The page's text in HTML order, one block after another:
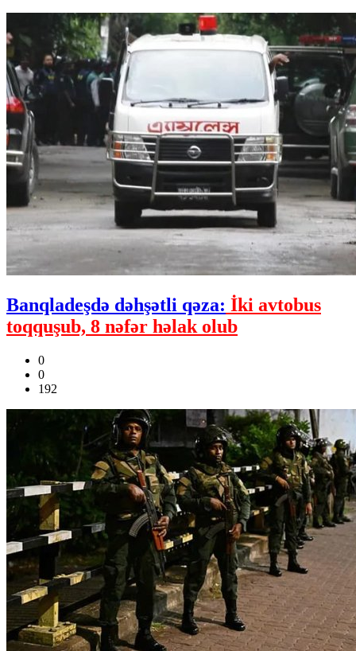
Banqladeşdə dəhşətli qəza: İki avtobus
toqquşub, 8 nəfər həlak olub
0
0
192